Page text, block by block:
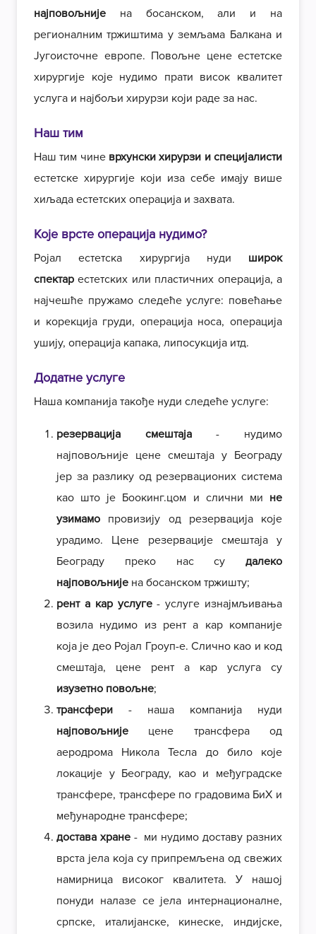
најповољније на босанском, али и на
регионалним тржиштима у земљама Балкана и
Југоисточне европе. Повољне цене естетске
хирургије које нудимо прати висок квалитет
услуга и најбољи хирурзи који раде за нас.
Наш тим
Наш тим чине врхунски хирурзи и специјалисти
естетске хирургије који иза себе имају више
хиљада естетских операција и захвата.
Које врсте операција нудимо?
Ројал естетска хирургија нуди широк
спектар естетских или пластичних операција, а
најчешће пружамо следеће услуге: повећање
и корекција груди, операција носа, операција
ушију, операција капака, липосукција итд.
Додатне услуге
Наша компанија такође нуди следеће услуге:
резервација смештаја- нудимо
најповољније цене смештаја у Београду
јер за разлику од резервационих система
као што је Боокинг.цом и слични ми не
узимамо провизију од резервација које
урадимо. Цене резервације смештаја у
Београду преко нас су далеко
најповољније на босанском тржишту;
рент а кар услуге- услуге изнајмљивања
возила нудимо из рент а кар компаније
која је део Ројал Гроуп-е. Слично као и код
смештаја, цене рент а кар услуга су
изузетно повољне;
трансфери - наша компанија нуди
најповољније цене трансфера од
аеродрома Никола Тесла до било које
локације у Београду, као и међуградске
трансфере, трансфере по градовима БиХ и
међународне трансфере;
достава хране - ми нудимо доставу разних
врста јела која су припремљена од свежих
намирница високог квалитета. У нашој
понуди налазе се јела интернационалне,
српске, италијанске, кинеске, индијске,